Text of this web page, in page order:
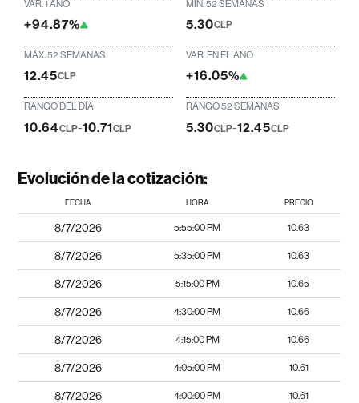
VAR. 1 AÑO
+94.87%
MÍN. 52 SEMANAS
5.30CLP
MÁX. 52 SEMANAS
12.45CLP
VAR. EN EL AÑO
+16.05%
RANGO DEL DÍA
10.64CLP-10.71CLP
RANGO 52 SEMANAS
5.30CLP-12.45CLP
Evolución de la cotización:
FECHA HORA PRECIO
8/7/2026 5:55:00 PM 10.63
8/7/2026 5:35:00 PM 10.63
8/7/2026 5:15:00 PM 10.65
8/7/2026 4:30:00 PM 10.66
8/7/2026 4:15:00 PM 10.66
8/7/2026 4:05:00 PM 10.61
8/7/2026 4:00:00 PM 10.61